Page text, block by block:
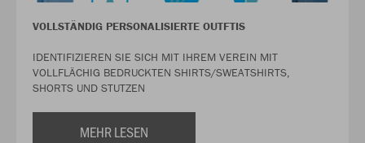
VOLLSTÄNDIG PERSONALISIERTE OUTFTIS
IDENTIFIZIEREN SIE SICH MIT IHREM VEREIN MIT
VOLLFLÄCHIG BEDRUCKTEN SHIRTS/SWEATSHIRTS,
SHORTS UND STUTZEN
MEHR LESEN